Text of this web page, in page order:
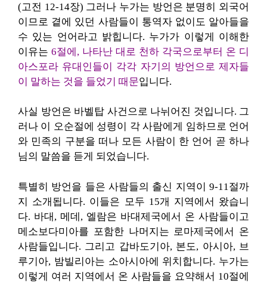
(고전 12-14장) 그러나 누가는 방언은 분명히 외국어
이므로 곁에 있던 사람들이 통역자 없이도 알아들을
수 있는 언어라고 밝힙니다. 누가가 이렇게 이해한
이유는 6절에, 나타난 대로 천하 각국으로부터 온 디
아스포라 유대인들이 각각 자기의 방언으로 제자들
이 말하는 것을 들었기 때문입니다.
사실 방언은 바벨탑 사건으로 나뉘어진 것입니다. 그
러나 이 오순절에 성령이 각 사람에게 임하므로 언어
와 민족의 구분을 떠나 모든 사람이 한 언어 곧 하나
님의 말씀을 듣게 되었습니다.
특별히 방언을 들은 사람들의 출신 지역이 9-11절까
지 소개됩니다. 이들은 모두 15개 지역에서 왔습니
다. 바대, 메데, 엘람은 바대제국에서 온 사람들이고
메소보다미아를 포함한 나머지는 로마제국에서 온
사람들입니다. 그리고 갑바도기아, 본도, 아시아, 브
루기아, 밤빌리아는 소아시아에 위치합니다. 누가는
이렇게 여러 지역에서 온 사람들을 요약해서 10절에